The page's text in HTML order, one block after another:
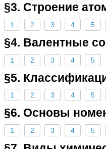
§3. Строение
1 2 3 4 5
§4. Валентные
1 2 3 4 5
§5.
1 2 3 4 5
§6. Основы
1 2 3 4 5